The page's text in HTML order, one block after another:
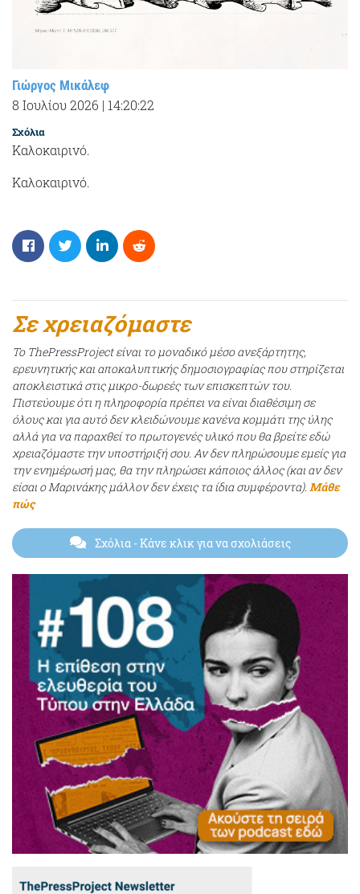
Γιώργος Μικάλεφ
8 Ιουλίου 2026 | 14:20:22
Σχόλια
Καλοκαιρινό.
Καλοκαιρινό.
Σε χρειαζόμαστε
Το ThePressProject είναι το μοναδικό μέσο ανεξάρτητης,
ερευνητικής και αποκαλυπτικής δημοσιογραφίας που στηρίζεται
αποκλειστικά στις μικρο-δωρεές των επισκεπτών του.
Πιστεύουμε ότι η πληροφορία πρέπει να είναι διαθέσιμη σε
όλους και για αυτό δεν κλειδώνουμε κανένα κομμάτι της ύλης
αλλά για να παραχθεί το πρωτογενές υλικό που θα βρείτε εδώ
χρειαζόμαστε την υποστήριξή σου. Αν δεν πληρώσουμε εμείς για
την ενημέρωσή μας, θα την πληρώσει κάποιος άλλος (και αν δεν
είσαι ο Μαρινάκης μάλλον δεν έχεις τα ίδια συμφέροντα). Μάθε
πώς
Σχόλια- Κάνε κλικ για να σχολιάσεις